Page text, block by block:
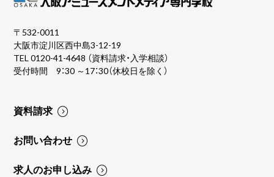
〒532-0011
大阪市淀川区西中島3-12-19
TEL0120-41-4648 （資料請求・入学相談）
受付時間 9：30 ～17：30（休校日を除く）
資料請求
お問い合わせ
求人のお申し込み